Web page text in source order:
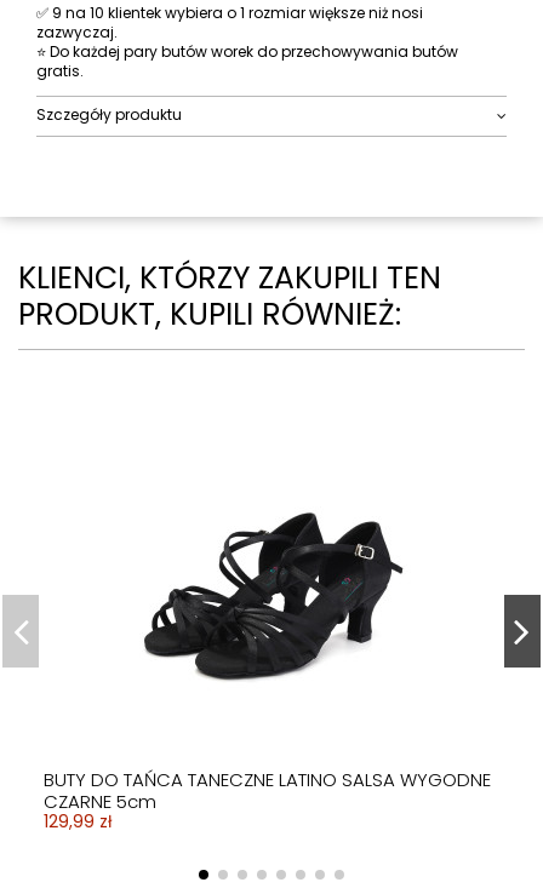
✅ 9 na 10 klientek wybiera o 1 rozmiar większe niż nosi
zazwyczaj.
⭐ Do każdej pary butów worek do przechowywania butów
gratis.
Szczegóły produktu
KLIENCI, KTÓRZY ZAKUPILI TEN
PRODUKT, KUPILI RÓWNIEŻ:
BUTY DO TAŃCA TANECZNE LATINO SALSA WYGODNE
CZARNE 5cm
129,99 zł